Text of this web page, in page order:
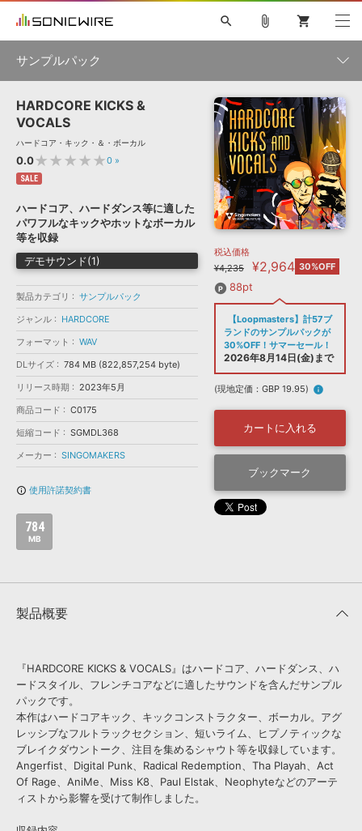
ソフト音源 »
プラグイン・エフェクト »
サンプルパック »
ソフトウェア／ツール »
DAW »
効果音 »
BGM »
キャンペーン »
特集 »
ニュースレター »
SONICWIREブログ »
製品サポート情報 »
DTMガイド »
FAQ »
お問い合わせ »
音楽カード
楽曲配信流通 サービス
無償のサウンド管理ソフト
次世代型 ボーカル・エディタ
APS
SLS
search
初音ミク NT 鏡音リン・レン V4X 巡音ルカ V4X
MEIKO V3
KAITO V3
TOONTRACK
SPITFIRE AUDIO
VIENNA
EZ DRUMMER 3
ライセンスフリーBGM
ボーカル抜き出し
DUBSTEP
MUTANT
ROUTER.FM
SONOCA
ソフト音源 プラグイン・エフェクト
ソフトウェア／ツール DAW 効果音
attach_file shopping_cart
サンプルパック
製品一覧
ジャンル
メーカー
フォーマット
ランキング
HARDCORE KICKS &
VOCALS
ハードコア・キック・＆・ボーカル
0.0★★★★★0 »
SALE
ハードコア、ハードダンス等に適した
パワフルなキックやホットなボーカル
等を収録
デモサウンド(1)
製品カテゴリ
サンプルパック
ジャンル
HARDCORE
フォーマット
WAV
DLサイズ
784 MB (822,857,254 byte)
リリース時期
2023年5月
商品コード
C0175
短縮コード
SGMDL368
メーカー
SINGOMAKERS
info_outline 使用許諾契約書
784
MB
税込価格
¥4,235
¥2,964 30%OFF
88pt
【Loopmasters】計57ブ
ランドのサンプルパックが
30%OFF！サマーセール！
2026年8月14日(金)まで
(現地定価：GBP 19.95) info
カートに入れる
ブックマーク
製品概要
『HARDCORE KICKS & VOCALS』はハードコア、ハードダンス、ハ
ードスタイル、フレンチコアなどに適したサウンドを含んだサンプル
パックです。
本作はハードコアキック、キックコンストラクター、ボーカル。アグ
レッシブなフルトラックセクション、短いライム、ヒプノティックな
ブレイクダウントーク、注目を集めるシャウト等を収録しています。
Angerfist、Digital Punk、Radical Redemption、Tha Playah、Act
Of Rage、AniMe、Miss K8、Paul Elstak、Neophyteなどのアーテ
ィストから影響を受けて制作しました。